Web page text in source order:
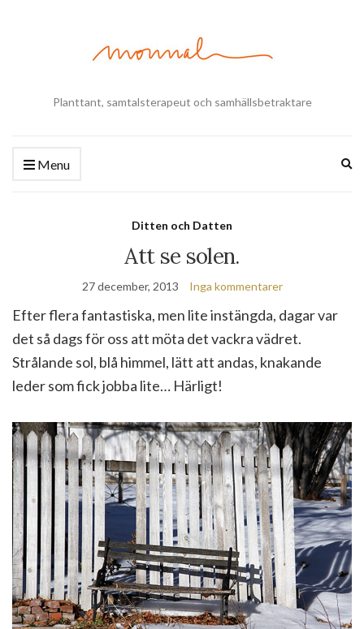
Planttant, samtalsterapeut och samhällsbetraktare
Menu
Ditten och Datten
Att se solen.
27 december, 2013 Inga kommentarer
Efter flera fantastiska, men lite instängda, dagar var
det så dags för oss att möta det vackra vädret.
Strålande sol, blå himmel, lätt att andas, knakande
leder som fick jobba lite… Härligt!